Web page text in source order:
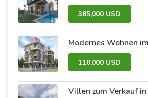
385,000 USD
110,000 USD